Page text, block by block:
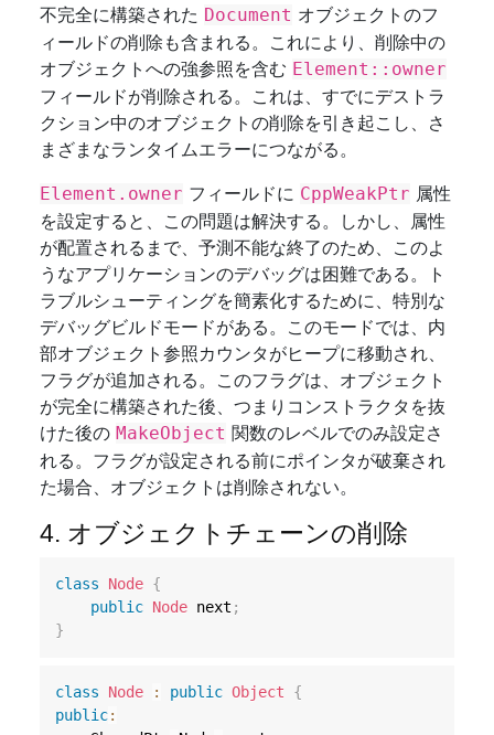
不完全に構築された Document オブジェクトのフ
ィールドの削除も含まれる。これにより、削除中の
オブジェクトへの強参照を含む Element::owner
フィールドが削除される。これは、すでにデストラ
クション中のオブジェクトの削除を引き起こし、さ
まざまなランタイムエラーにつながる。
Element.owner フィールドに CppWeakPtr 属性
を設定すると、この問題は解決する。しかし、属性
が配置されるまで、予測不能な終了のため、このよ
うなアプリケーションのデバッグは困難である。ト
ラブルシューティングを簡素化するために、特別な
デバッグビルドモードがある。このモードでは、内
部オブジェクト参照カウンタがヒープに移動され、
フラグが追加される。このフラグは、オブジェクト
が完全に構築された後、つまりコンストラクタを抜
けた後の MakeObject 関数のレベルでのみ設定さ
れる。フラグが設定される前にポインタが破棄され
た場合、オブジェクトは削除されない。
4. オブジェクトチェーンの削除
class Node {
public Node next ;
}
class Node : public Object
{
public: